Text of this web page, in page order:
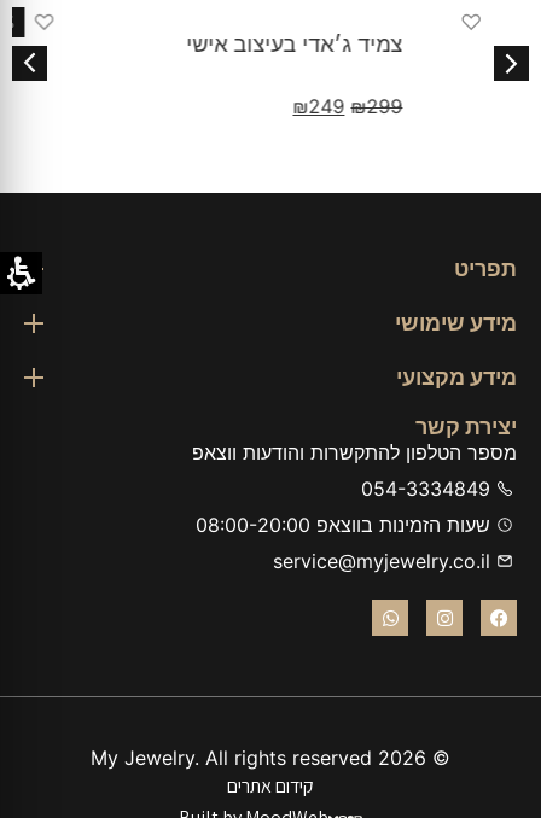
צמיד ג׳אדי בעיצוב אישי
₪
תפריט
מידע שימושי
מידע מקצועי
יצירת קשר
מספר הטלפון להתקשרות והודעות ווצאפ
054-3334849
שעות הזמינות בווצאפ 08:00-20:00
service@myjewelry.co.il
© 2026 My Jewelry. All rights reserved
קידום אתרים